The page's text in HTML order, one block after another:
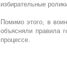
избирательные
Помимо этого, в
объясняли правила
процессе.